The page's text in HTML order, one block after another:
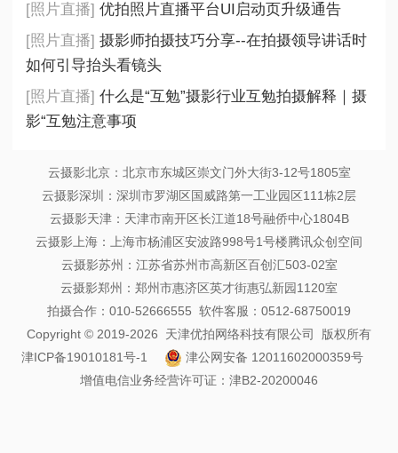
[照片直播] 优拍照片直播平台UI启动页升级通告
[照片直播] 摄影师拍摄技巧分享--在拍摄领导讲话时
如何引导抬头看镜头
[照片直播] 什么是“互勉”摄影行业互勉拍摄解释｜摄
影“互勉注意事项
云摄影北京：北京市东城区崇文门外大街3-12号1805室
云摄影深圳：深圳市罗湖区国威路第一工业园区111栋2层
云摄影天津：天津市南开区长江道18号融侨中心1804B
云摄影上海：上海市杨浦区安波路998号1号楼腾讯众创空间
云摄影苏州：江苏省苏州市高新区百创汇503-02室
云摄影郑州：郑州市惠济区英才街惠弘新园1120室
拍摄合作：010-52666555 软件客服：0512-68750019
Copyright © 2019-2026 天津优拍网络科技有限公司 版权所有
津ICP备19010181号-1
津公网安备 12011602000359号
增值电信业务经营许可证：津B2-20200046